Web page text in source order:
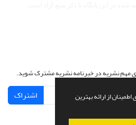
از ارائه بهترین
مهم نشریه در خبرنامه نشریه مشترک شوید.
اشتراک